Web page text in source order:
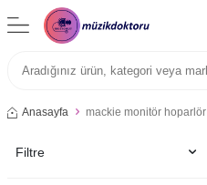
Anasayfa mackie monitör hoparlör
Filtre